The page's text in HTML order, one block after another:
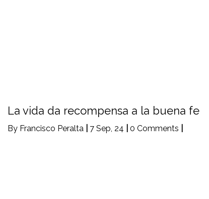
La vida da recompensa a la buena fe
By Francisco Peralta 7 Sep, 24 0 Comments